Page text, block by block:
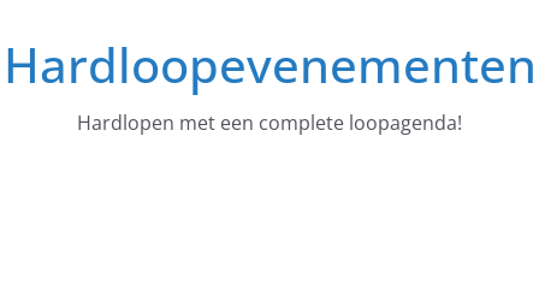
naar
deHardloopevenementen
Hardlopen met een complete loopagenda!